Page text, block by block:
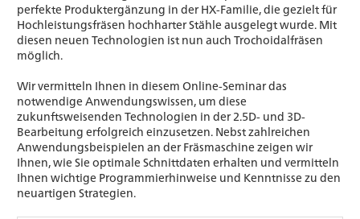
perfekte Produktergänzung in der HX-Familie, die gezielt für
Hochleistungsfräsen hochharter Stähle ausgelegt wurde. Mit
diesen neuen Technologien ist nun auch Trochoidalfräsen
möglich.
Wir vermitteln Ihnen in diesem Online-Seminar das
notwendige Anwendungswissen, um diese
zukunftsweisenden Technologien in der 2.5D- und 3D-
Bearbeitung erfolgreich einzusetzen. Nebst zahlreichen
Anwendungsbeispielen an der Fräsmaschine zeigen wir
Ihnen, wie Sie optimale Schnittdaten erhalten und vermitteln
Ihnen wichtige Programmierhinweise und Kenntnisse zu den
neuartigen Strategien.